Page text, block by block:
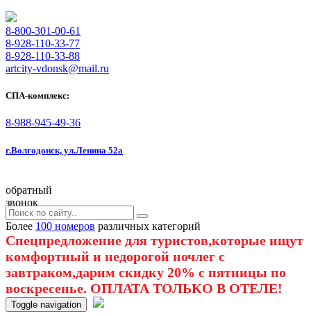
8-800-301-00-61
8-928-110-33-77
8-928-110-33-88
artcity-vdonsk@mail.ru
СПА-комплекс:
8-988-945-49-36
г.Волгодонск, ул.Ленина 52а
обратный
звонок
Более 100 номеров различных категорий
Спецпредложение для туристов,которые ищут
комфортный и недорогой ночлег с
завтраком,дарим скидку 20% с пятницы по
воскресенье. ОПЛАТА ТОЛЬКО В ОТЕЛЕ!
Toggle navigation